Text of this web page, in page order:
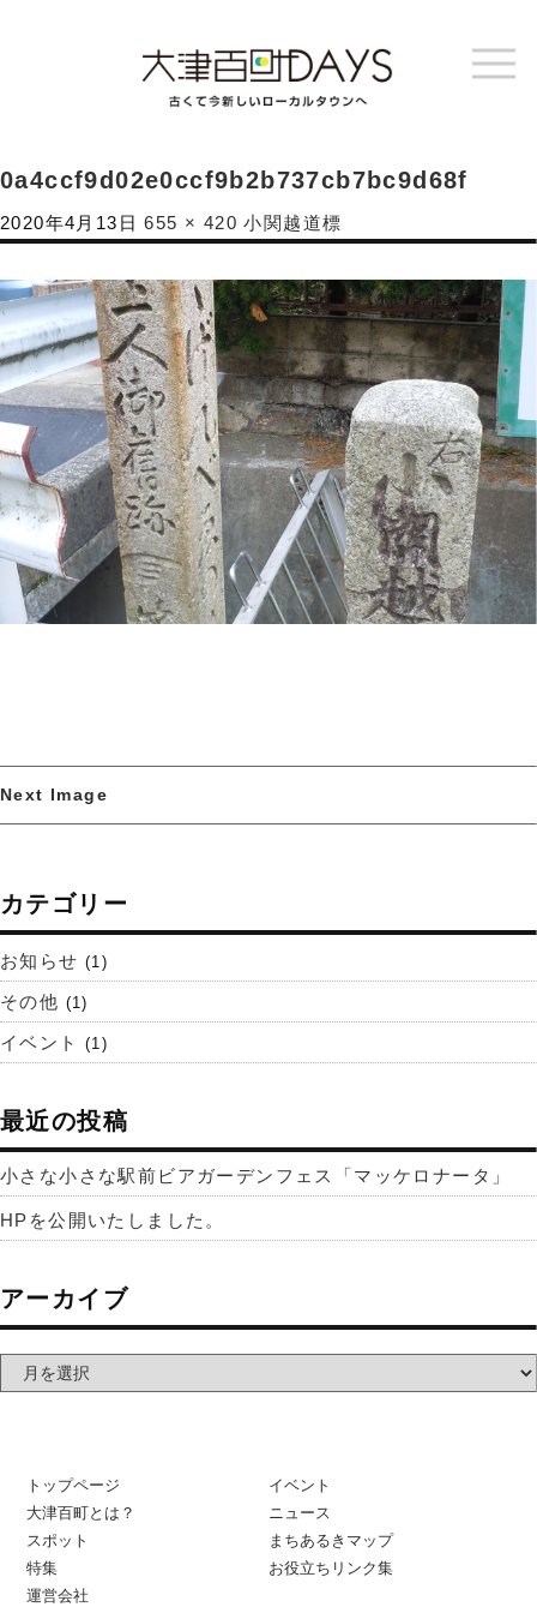
0a4ccf9d02e0ccf9b2b737cb7bc9d68f
2020年4月13日 655 × 420 小関越道標
Next Image
カテゴリー
お知らせ (1)
その他 (1)
イベント (1)
最近の投稿
小さな小さな駅前ビアガーデンフェス「マッケロナータ」
HPを公開いたしました。
アーカイブ
トップページ
大津百町とは？
スポット
特集
イベント
ニュース
まちあるきマップ
お役立ちリンク集
運営会社